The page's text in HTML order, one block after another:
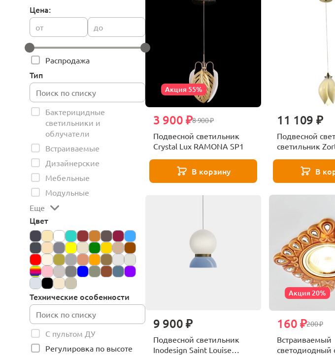
Цена:
от до
Распродажа
Тип
Бактерицидные
светильники и
облучатели
Встраиваемые
Дизайнерские
Мебельные
Модульные
Еще
Цвет
Технические особенности
С пультом ДУ
Регулировка по высоте
Акция 55%
8 900 ₽
3 900 ₽
Подвесной светильник
Crystal Lux RAMONA SP1
В корзину
11 109 ₽
Подвесной
светильник Zortes
В
9 900 ₽
Подвесной светильник
Inodesign Saint Louise
Акция 20%
200 ₽
160 ₽
Встраиваемый
светодиодный